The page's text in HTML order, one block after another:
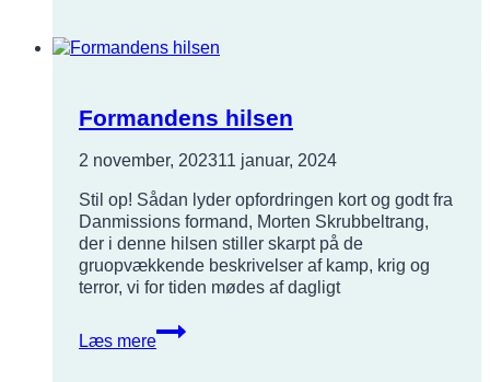
møde
Formandens hilsen
2 november, 202311 januar, 2024
Stil op! Sådan lyder opfordringen kort og godt fra
Danmissions formand, Morten Skrubbeltrang,
der i denne hilsen stiller skarpt på de
gruopvækkende beskrivelser af kamp, krig og
terror, vi for tiden mødes af dagligt
Læs mere
Formandens
hilsen